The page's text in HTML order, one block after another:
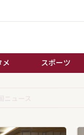
メ スポーツ
オートレース